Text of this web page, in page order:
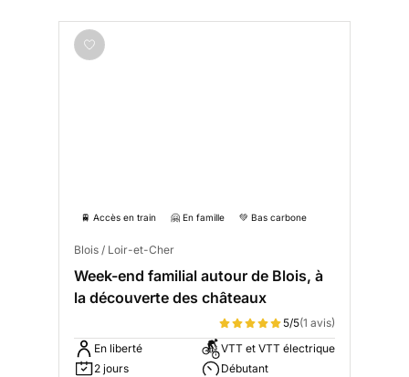
🚆 Accès en train 🤗 En famille 💚 Bas carbone
Blois / Loir-et-Cher
Week-end familial autour de Blois, à
la découverte des châteaux
5/5(1 avis)
En liberté
2 jours
VTT et VTT électrique
Débutant